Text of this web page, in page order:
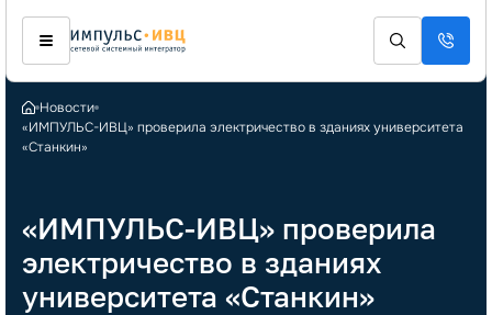
Новости
«ИМПУЛЬС-ИВЦ» проверила электричество в зданиях университета
«Станкин»
«ИМПУЛЬС-ИВЦ» проверила
электричество в зданиях
университета «Станкин»